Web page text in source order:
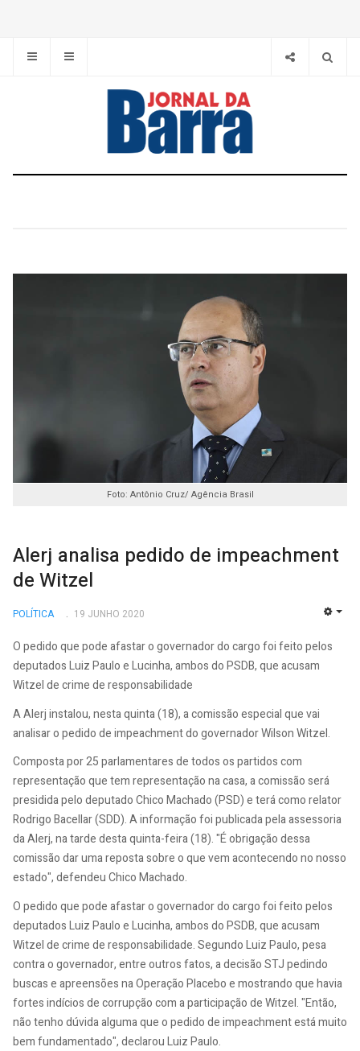
Foto: Antônio Cruz/ Agência Brasil
Alerj analisa pedido de impeachment
de Witzel
POLÍTICA 19 JUNHO 2020
O pedido que pode afastar o governador do cargo foi feito pelos
deputados Luiz Paulo e Lucinha, ambos do PSDB, que acusam
Witzel de crime de responsabilidade
A Alerj instalou, nesta quinta (18), a comissão especial que vai
analisar o pedido de impeachment do governador Wilson Witzel.
Composta por 25 parlamentares de todos os partidos com
representação que tem representação na casa, a comissão será
presidida pelo deputado Chico Machado (PSD) e terá como relator
Rodrigo Bacellar (SDD). A informação foi publicada pela assessoria
da Alerj, na tarde desta quinta-feira (18). "É obrigação dessa
comissão dar uma reposta sobre o que vem acontecendo no nosso
estado", defendeu Chico Machado.
O pedido que pode afastar o governador do cargo foi feito pelos
deputados Luiz Paulo e Lucinha, ambos do PSDB, que acusam
Witzel de crime de responsabilidade. Segundo Luiz Paulo, pesa
contra o governador, entre outros fatos, a decisão STJ pedindo
buscas e apreensões na Operação Placebo e mostrando que havia
fortes indícios de corrupção com a participação de Witzel. "Então,
não tenho dúvida alguma que o pedido de impeachment está muito
bem fundamentado", declarou Luiz Paulo.